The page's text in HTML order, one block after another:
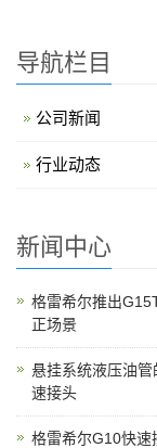
导航栏目
公司新闻
行业动态
新闻中心
格雷希尔推出
正场景
悬挂系统液压油
速接头
格雷希尔G10快速